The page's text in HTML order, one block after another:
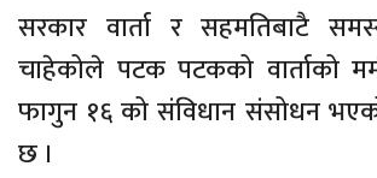
सरकार वार्ता र सहमतिबाटै
चाहेकोले पटक पटकको वार्ताको
फागुन १६ को संविधान संसोधन
छ ।